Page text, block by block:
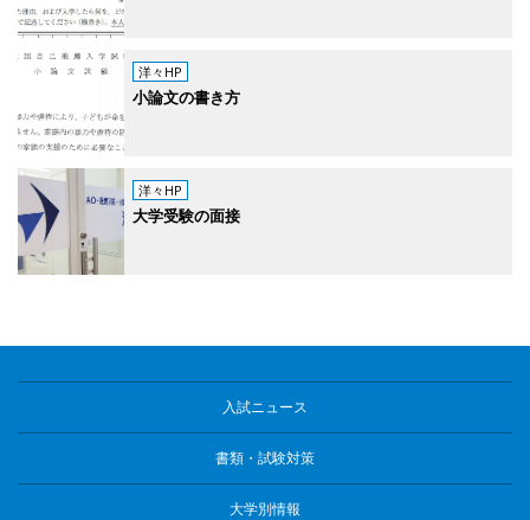
洋々HP
小論文の書き方
洋々HP
大学受験の面接
入試ニュース
書類・試験対策
大学別情報